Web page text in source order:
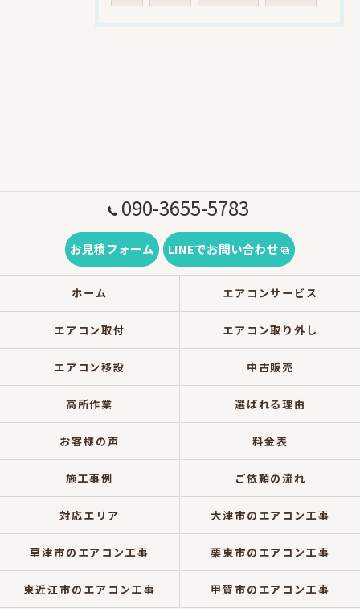
090-3655-5783
お見積フォーム LINEでお問い合わせ
ホーム エアコンサービス
エアコン取付 エアコン取り外し
エアコン移設 中古販売
高所作業 選ばれる理由
お客様の声 料金表
施工事例 ご依頼の流れ
対応エリア 大津市のエアコン工事
草津市のエアコン工事 栗東市のエアコン工事
東近江市のエアコン工事 甲賀市のエアコン工事